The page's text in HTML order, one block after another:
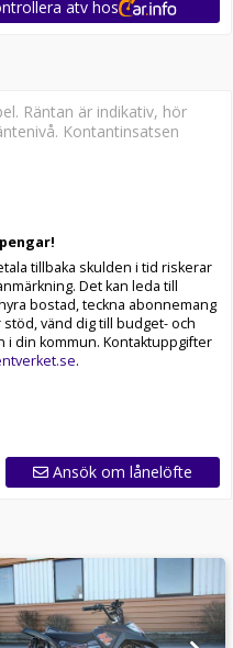
atv hos
Räntan är indikativ, hör
Kontantinsatsen
tillbaka skulden i tid riskerar
Det kan leda till
bostad, teckna abonnemang
stöd, vänd dig till budget- och
i din kommun. Kontaktuppgifter
.
Ansök om lånelöfte